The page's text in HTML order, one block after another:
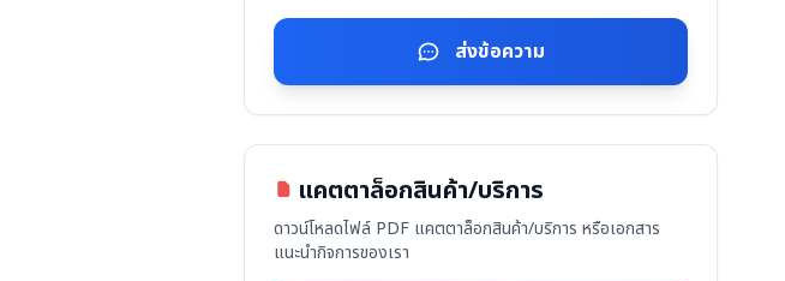
ส่งข้อความ
แคตตาล็อกสินค้า/บริการ
ดาวน์โหลดไฟล์ PDF แคตตาล็อกสินค้า/บริการ หรือเอกสาร
แนะนำกิจการของเรา